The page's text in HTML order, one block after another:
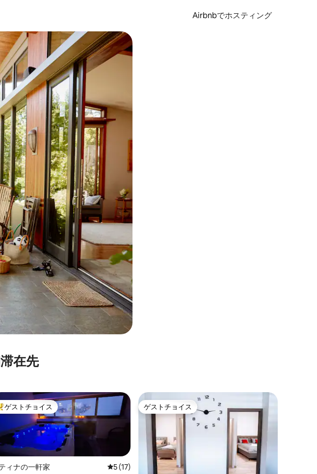
Airbnbでホスティング
して検索結果を確認することができます。
在先
好評のゲストチョイスです。
ゲストチョイス
ィナの一軒家 レビュー17件、5つ星中5つ星の平均評価
5 (17)
ゲストチョイス
ゲストチョイス